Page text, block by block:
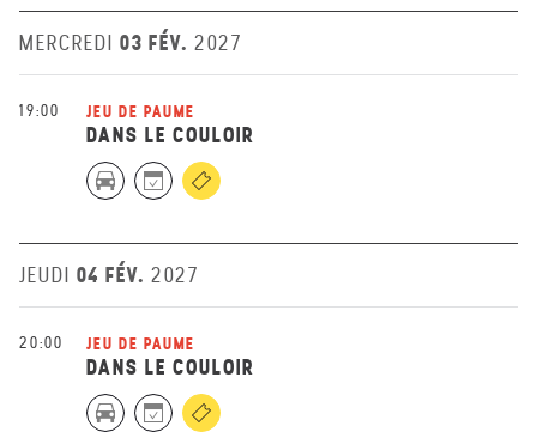
MERCREDI 03 FÉV. 2027
19:00 JEU DE PAUME
DANS LE COULOIR
JEUDI 04 FÉV. 2027
20:00 JEU DE PAUME
DANS LE COULOIR